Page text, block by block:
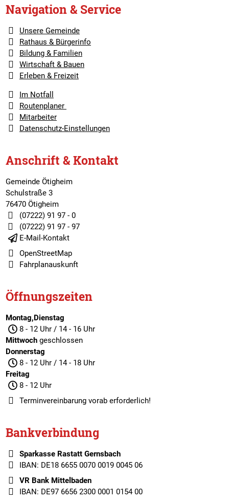
Navigation & Service
Unsere Gemeinde
Rathaus & Bürgerinfo
Bildung & Familien
Wirtschaft & Bauen
Erleben & Freizeit
Im Notfall
Routenplaner
Mitarbeiter
Datenschutz-Einstellungen
Anschrift & Kontakt
Gemeinde Ötigheim
Schulstraße 3
76470 Ötigheim
(07222) 91 97 - 0
(07222) 91 97 - 97
E-Mail-Kontakt
OpenStreetMap
Fahrplanauskunft
Öffnungszeiten
Montag,Dienstag
8 - 12 Uhr / 14 - 16 Uhr
Mittwochgeschlossen
Donnerstag
8 - 12 Uhr / 14 - 18 Uhr
Freitag
8 - 12 Uhr
Terminvereinbarungvorab erforderlich!
Bankverbindung
Sparkasse Rastatt Gernsbach
IBAN: DE18 6655 0070 0019 0045 06
VR Bank Mittelbaden
IBAN: DE97 6656 2300 0001 0154 00